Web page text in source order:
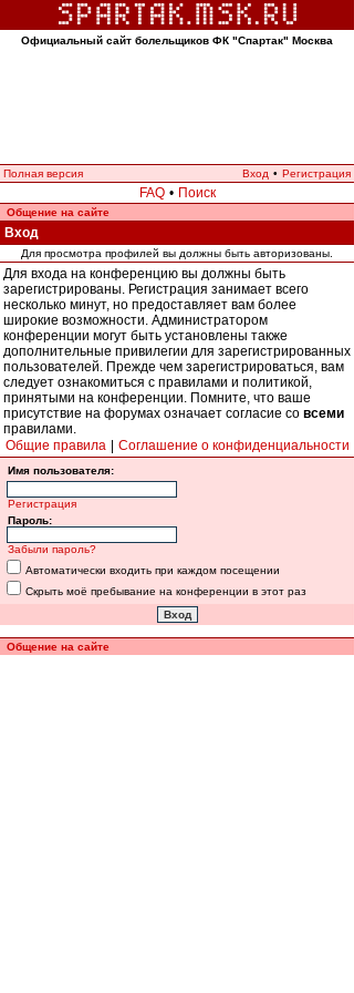
Официальный сайт болельщиков ФК "Спартак" Москва
Полная версия Вход • Регистрация
FAQ • Поиск
Общение на сайте
Вход
Для просмотра профилей вы должны быть авторизованы.
Для входа на конференцию вы должны быть
зарегистрированы. Регистрация занимает всего
несколько минут, но предоставляет вам более
широкие возможности. Администратором
конференции могут быть установлены также
дополнительные привилегии для зарегистрированных
пользователей. Прежде чем зарегистрироваться, вам
следует ознакомиться с правилами и политикой,
принятыми на конференции. Помните, что ваше
присутствие на форумах означает согласие со всеми
правилами.
Общие правила
Соглашение о конфиденциальности
Имя пользователя:
Регистрация
Пароль:
Забыли пароль?
Автоматически входить при каждом посещении
Скрыть моё пребывание на конференции в этот раз
Общение на сайте